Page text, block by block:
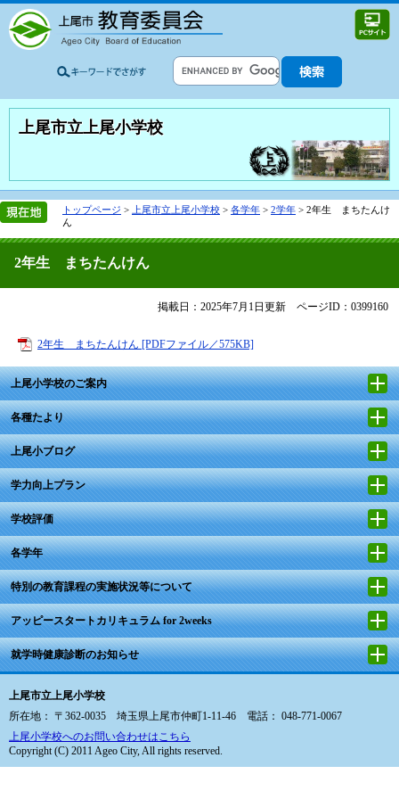
上尾市立上尾小学校
トップページ > 上尾市立上尾小学校 > 各学年 > 2学年 > 2年生 まちたんけ
ん
2年生 まちたんけん
掲載日：2025年7月1日更新 ページID：0399160
2年生 まちたんけん [PDFファイル／575KB]
上尾小学校のご案内
各種たより
上尾小ブログ
学力向上プラン
学校評価
各学年
特別の教育課程の実施状況等について
アッピースタートカリキュラム for 2weeks
就学時健康診断のお知らせ
上尾市立上尾小学校
所在地： 〒362-0035 埼玉県上尾市仲町1-11-46 電話： 048-771-0067
上尾小学校へのお問い合わせはこちら
Copyright (C) 2011 Ageo City, All rights reserved.